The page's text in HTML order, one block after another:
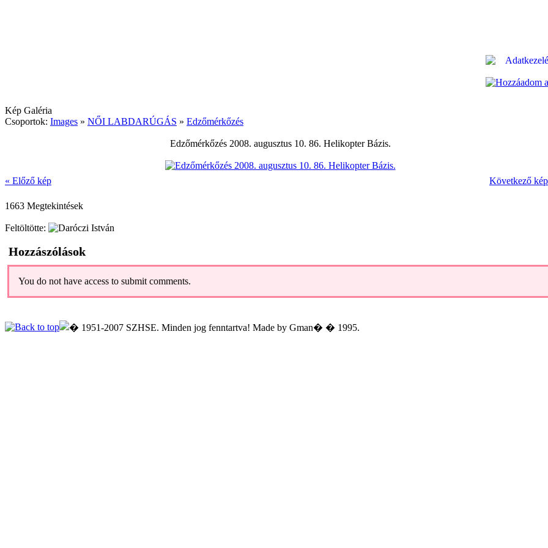
Kép Galéria
Csoportok: Images » NŐI LABDARÚGÁS » Edzőmérkőzés
Edzőmérkőzés 2008. augusztus 10. 86. Helikopter Bázis.
« Előző kép Következő
1663 Megtekintések
Feltöltötte:
Hozzászólások
You do not have access to submit comments.